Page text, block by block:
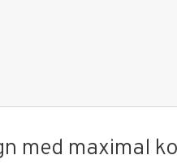
med maximal